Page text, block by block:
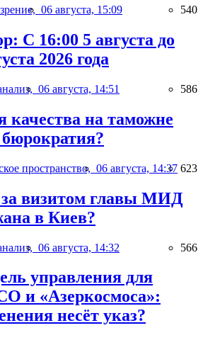
06 августа, 15:09 540
С 16:00 5 августа до
2026 года
06 августа, 14:51 586
качества на таможне
пространство, 06 августа, 14:37 623
за визитом главы МИД
в Киев?
06 августа, 14:32 566
управления для
и «Азеркосмоса»:
несёт указ?